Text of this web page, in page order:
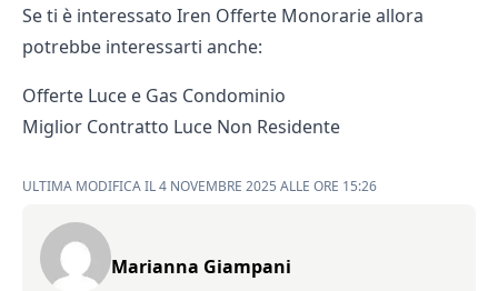
Se ti è interessato Iren Offerte Monorarie allora
potrebbe interessarti anche:
Offerte Luce e Gas Condominio
Miglior Contratto Luce Non Residente
ULTIMA MODIFICA IL 4 NOVEMBRE 2025 ALLE ORE 15:26
Marianna Giampani